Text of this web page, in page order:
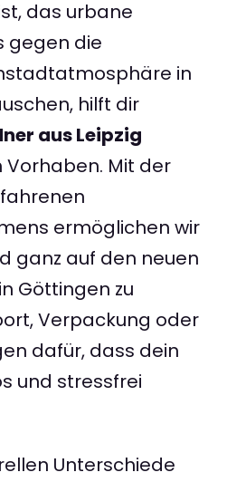
das urbane
gegen die
in
hilft dir
aus Leipzig
Mit der
ermöglichen wir
ganz auf den neuen
Göttingen zu
Verpackung oder
dafür, dass dein
und stressfrei
Unterschiede